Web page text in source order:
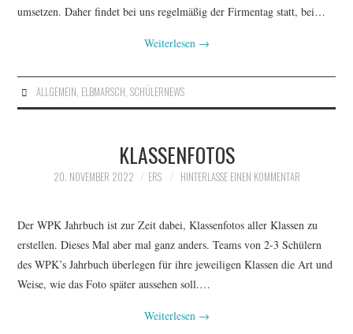
umsetzen. Daher findet bei uns regelmäßig der Firmentag statt, bei…
Weiterlesen →
ALLGEMEIN ELBMARSCH SCHÜLERNEWS
KLASSENFOTOS
20. NOVEMBER 2022 ERS HINTERLASSE EINEN KOMMENTAR
Der WPK Jahrbuch ist zur Zeit dabei, Klassenfotos aller Klassen zu
erstellen. Dieses Mal aber mal ganz anders. Teams von 2-3 Schülern
des WPK’s Jahrbuch überlegen für ihre jeweiligen Klassen die Art und
Weise, wie das Foto später aussehen soll.…
Weiterlesen →